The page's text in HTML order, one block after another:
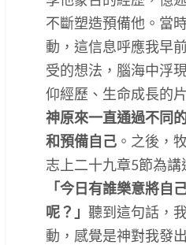
不斷塑造預備他。當
動，這信息呼應我早
受的想法，腦海中浮
仰經歷、生命成長的
神原來一直通過不同
和預備自己 。之後，
志上二十九章5節為講
「今日有誰樂意將自
呢？」 聽到這句話，
動，感覺是神對我發